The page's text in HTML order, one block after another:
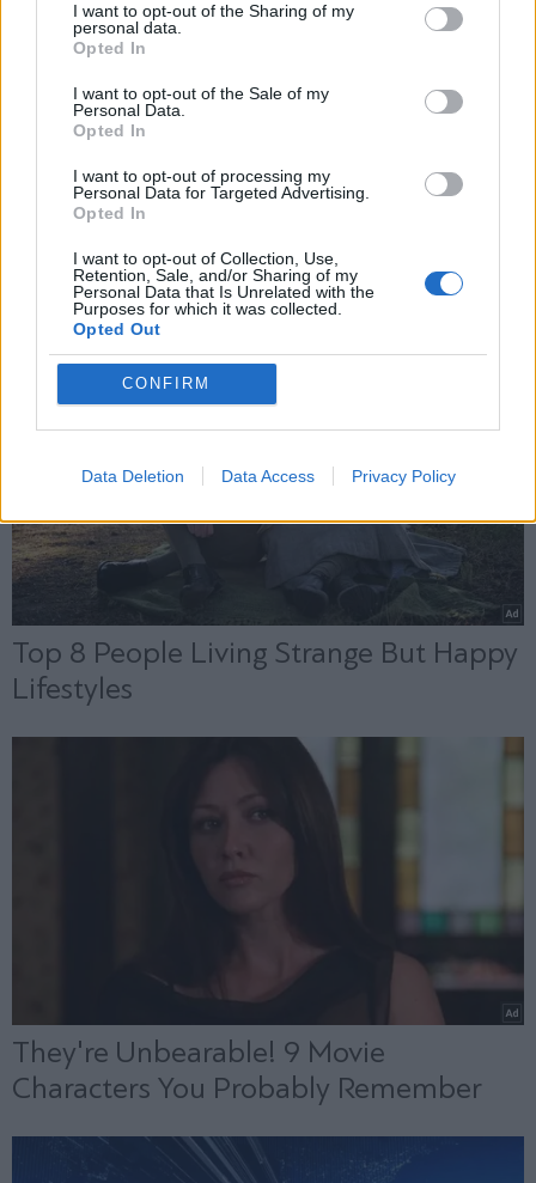
I want to opt-out of the Sharing of my
personal data.
Opted In
I want to opt-out of the Sale of my
Personal Data.
Opted In
I want to opt-out of processing my
Personal Data for Targeted Advertising.
Opted In
I want to opt-out of Collection, Use,
Retention, Sale, and/or Sharing of my
Personal Data that Is Unrelated with the
Purposes for which it was collected.
Opted Out
CONFIRM
Data Deletion Data Access Privacy Policy
ΑΘΛΗΤΙΚΑ ΝΕΑ
Mουντιάλ 2026: Η βραζιλιάνικη... μαγεία
του Βινίσιους! - "Χόρεψε" τους
Μαροκινούς με γκολάρα (Βίντεο)
και την πολιτική απορρήτου
X